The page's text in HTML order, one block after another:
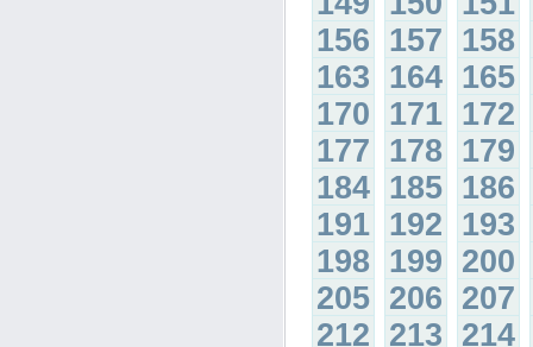
156 157 158
163 164 165
170 171 172
177 178 179
184 185 186
191 192 193
198 199 200
205 206 207
212 213 214